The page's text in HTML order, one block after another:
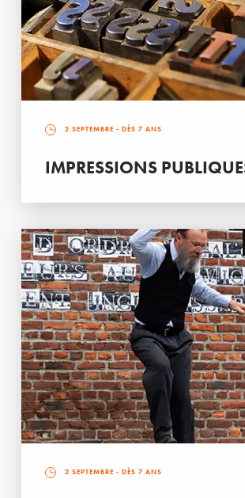
2 SEPTEMBRE - DÈS 7 ANS
IMPRESSIONS
2 SEPTEMBRE - DÈS 7 ANS